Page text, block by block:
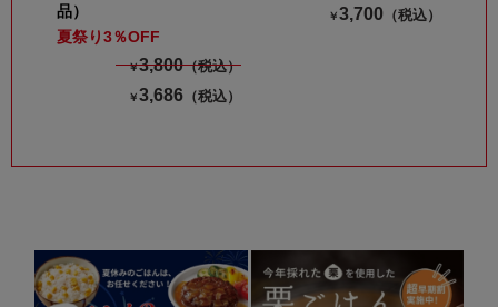
品）
夏祭り3％OFF
￥3,800（税込）
￥3,686 （税込）
￥3,700 （税込）